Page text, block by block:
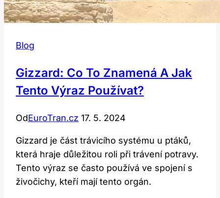
Blog
Gizzard: Co To Znamená A Jak
Tento Výraz Používat?
OdEuroTran.cz 17. 5. 2024
Gizzard je část trávicího systému u ptáků,
která hraje důležitou roli při trávení potravy.
Tento výraz se často používá ve spojení s
živočichy, kteří mají tento orgán.